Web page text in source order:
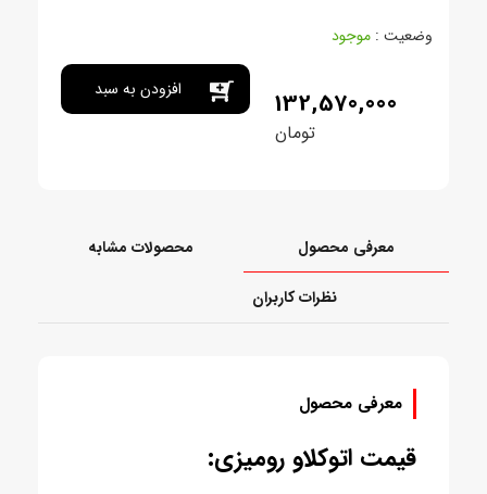
وضعیت : موجود
132,570,000
تومان
افزودن به سبد
معرفی محصول محصولات مشابه
نظرات کاربران
معرفی محصول
قیمت اتوکلاو رومیزی: